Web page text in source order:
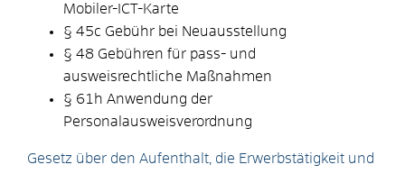
Mobiler-ICT-Karte
§ 45c Gebühr bei Neuausstellung
§ 48 Gebühren für pass- und
ausweisrechtliche Maßnahmen
§ 61h Anwendung der
Personalausweisverordnung
Gesetz über den Aufenthalt, die Erwerbstätigkeit und